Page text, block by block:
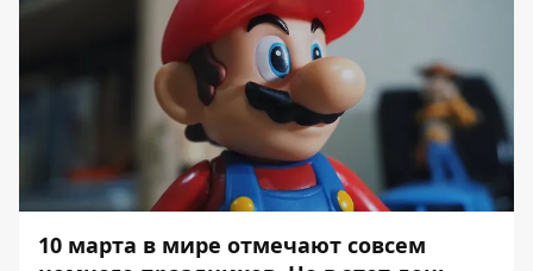
10 марта в мире отмечают совсем